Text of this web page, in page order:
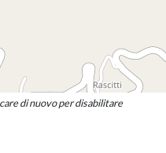
di nuovo per disabilitare